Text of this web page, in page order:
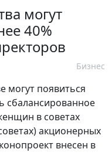
могут
40%
Бизнес
могут появиться
сбалансированное
в советах
акционерных
внесен в